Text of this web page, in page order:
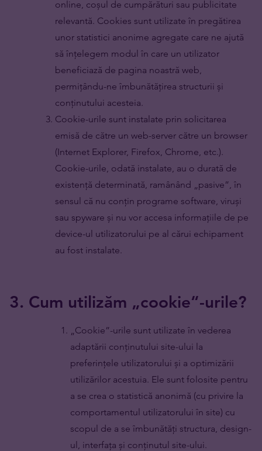
online, coșul de cumpărături sau publicitate
relevantă. Cookies sunt utilizate în pregătirea
unor statistici anonime agregate care ne ajută
să înțelegem modul în care un utilizator
beneficiază de pagina noastră web,
permițându-ne îmbunătățirea structurii și
conținutului acesteia.
Cookie-urile sunt instalate prin solicitarea
emisă de către un web-server către un browser
(Internet Explorer, Firefox, Chrome, etc.).
Cookie-urile, odată instalate, au o durată de
existență determinată, ramânând „pasive”, în
sensul că nu conțin programe software, viruși
sau spyware și nu vor accesa informațiile de pe
device-ul utilizatorului pe al cărui echipament
au fost instalate.
3. Cum utilizăm „cookie“-urile?
„Cookie”-urile sunt utilizate în vederea
adaptării conținutului site-ului la
preferințele utilizatorului și a optimizării
utilizărilor acestuia. Ele sunt folosite pentru
a se crea o statistică anonimă (cu privire la
comportamentul utilizatorului în site) cu
scopul de a se îmbunătăți structura, design-
ul, interfața și conținutul site-ului.